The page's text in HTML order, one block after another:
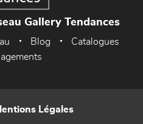
Gallery Tendances
Blog
Catalogues
Légales